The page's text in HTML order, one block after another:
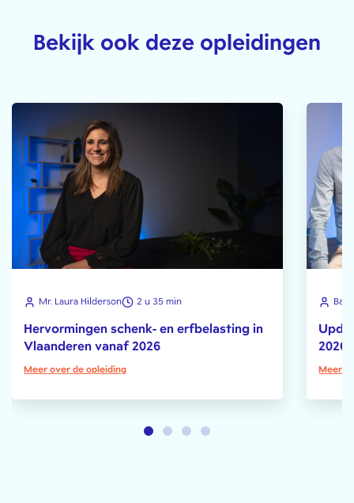
Bekijk ook deze opleidingen
Mr. Laura Hilderson 2 u 35 min
Hervormingen schenk- en erfbelasting in
Vlaanderen vanaf 2026
Meer over de opleiding
Bart
2026
Meer